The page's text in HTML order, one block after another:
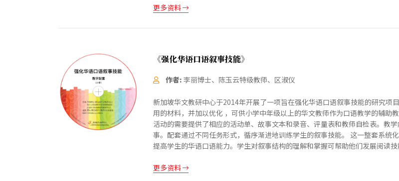
更多资料
《强化华语口语叙事技能》
作者: 李丽博士、陈玉云特级教师、区淑仪
新加坡华文教研中心于2014年开展了一项旨在强化华语口语叙事技能的研究项
用的材料，并加以优化 ，可供小学中年级以上的华文教师作为口语教学的辅助
活动的需要提供了相应的活动单、故事文本和录音、评量表和教师自检表。教
事。配套通过不同任务形式，循序渐进地训练学生的叙事技能。 这一整套系
提高学生的华语口语能力。学生对叙事结构的理解和掌握可帮助他们发展阅读
更多资料